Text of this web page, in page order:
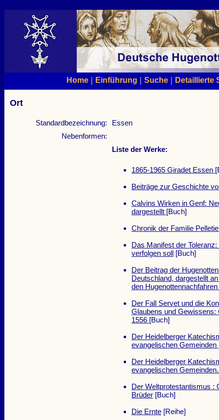
Home| Einführung | Suche| Detaillierte
Ort
Standardbezeichnung:
Essen
Nebenformen:
Liste der Werke:
1865-1965 Giradet Essen
Beiträge zur Geschichte
Calvins Wirken in Genf:
dargestellt [Buch]
Chronik der Familie
Das Manifest der
verfolgen soll[Buch]
Der Beitrag der
Deutschland, dargestellt
den
Der Fall Servet und die
Glaubens und Gewissens:
1556 [Buch]
Der Heidelberger
evangelischen Gemeinden
Der Heidelberger
evangelischen
Der Weltprotestantismus :
Brüder[Buch]
Die Ernte[Reihe]